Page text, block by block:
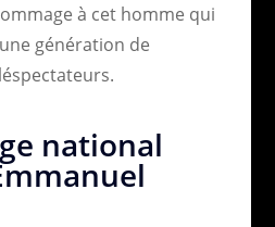
à cet homme qui
génération de
national